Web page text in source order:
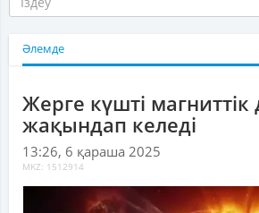
Әлемде
Жерге күшті
жақындап келеді
13:26, 6 қараша 2025
MKZ: 1512914